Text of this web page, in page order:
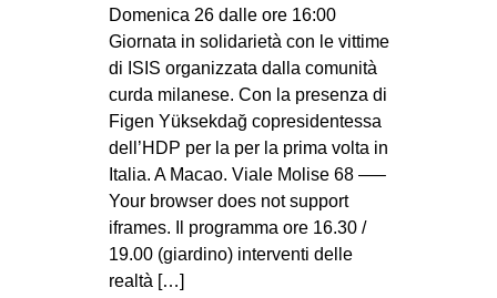
AMERICHE
ESTREMO ORIENTE
MEDIO ORIENTE
MONDO
EVENTI
Domenica 26 dalle ore 16:00
Giornata in solidarietà con le vittime
di ISIS organizzata dalla comunità
curda milanese. Con la presenza di
Figen Yüksekdağ copresidentessa
dell’HDP per la per la prima volta in
Italia. A Macao. Viale Molise 68 —–
Your browser does not support
iframes. Il programma ore 16.30 /
19.00 (giardino) interventi delle
realtà […]